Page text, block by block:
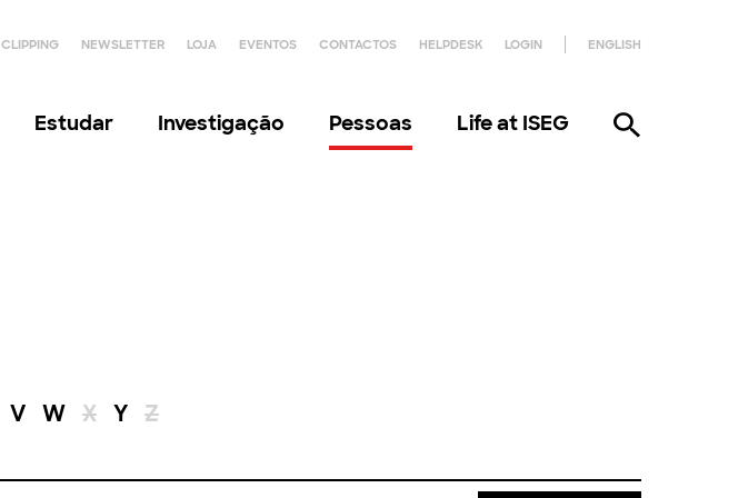
CLIPPING NEWSLETTER LOJA EVENTOS CONTACTOS HELPDESK LOGIN ENGLISH
Estudar Investigação Pessoas Life at ISEG
V W X Y Z